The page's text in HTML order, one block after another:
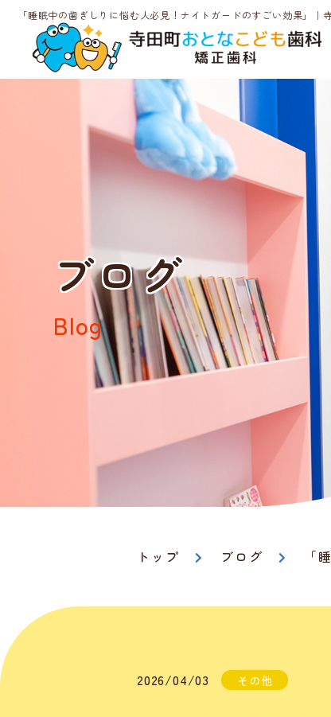
「睡眠中の歯ぎしりに悩む人必見！ナイトガードのすごい効果」｜
ブログ
Blog
トップ ブログ 「
2026/04/03 その他